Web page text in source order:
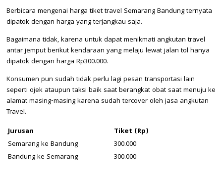
Berbicara mengenai harga tiket travel Semarang Bandung ternyata
dipatok dengan harga yang terjangkau saja.
Bagaimana tidak, karena untuk dapat menikmati angkutan travel
antar jemput berikut kendaraan yang melaju lewat jalan tol hanya
dipatok dengan harga Rp300.000.
Konsumen pun sudah tidak perlu lagi pesan transportasi lain
seperti ojek ataupun taksi baik saat berangkat obat saat menuju ke
alamat masing-masing karena sudah tercover oleh jasa angkutan
Travel.
Jurusan
Tiket (Rp)
Semarang ke Bandung
300.000
Bandung ke Semarang
300.000